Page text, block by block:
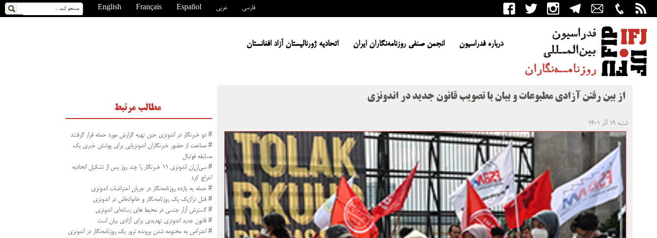
English Français Español عربی فارسی
درباره فدراسیون انجمن صنفی روزنامه‌نگاران ایران اتحادیه ژورنالیستان آزاد افغانستان
از بین رفتن آزادی مطبوعات و بیان با تصویب قانون جدید در اندونزی
شنبه ۱۹ آذر ۱۴۰۱
مطالب مرتبط
# دو خبرنگار در اندونزی حین تهیه گزارش مورد حمله قرار گرفتند
# ممانعت از حضور خبرنگاران اندونزیایی برای پوشش خبری یک
مسابقه فوتبال
# سی‌ان‌ان اندونزی ۱۱ خبرنگار را چند روز پس از تشکیل اتحادیه
اخراج کرد
# حمله به یازده روزنامه‌نگار در جریان اعتراضات اندونزی
# قتل تراژیک یک روزنامه‌نگار و خانواده‌اش در اندونزی
# گسترش آزار جنسی در محیط های رسانه‌ای اندونزی
# قانون جدید اندونزی تهدیدی برای آزادی بیان است
# اعتراض به مختومه شدن پرونده ترور یک روزنامه‌نگار در اندونزی